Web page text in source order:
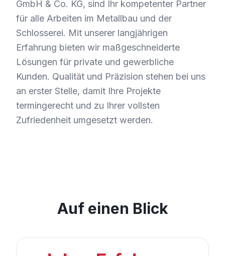
GmbH & Co. KG, sind Ihr kompetenter Partner
für alle Arbeiten im Metallbau und der
Schlosserei. Mit unserer langjährigen
Erfahrung bieten wir maßgeschneiderte
Lösungen für private und gewerbliche
Kunden. Qualität und Präzision stehen bei uns
an erster Stelle, damit Ihre Projekte
termingerecht und zu Ihrer vollsten
Zufriedenheit umgesetzt werden.
Auf einen Blick